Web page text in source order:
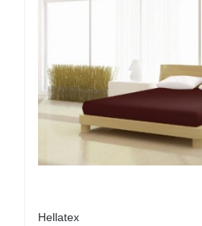
Hellatex